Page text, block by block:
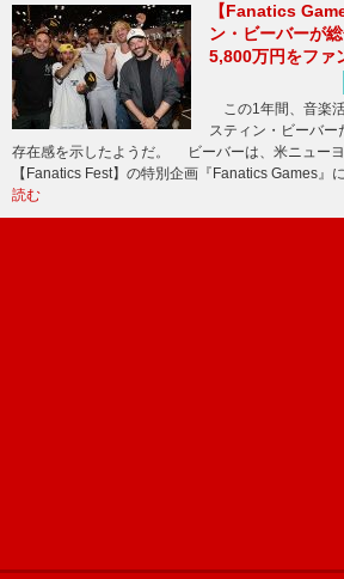
【Fanatics
ン・ビーバーが
5,800万円をファ
この1年間、音楽
スティン・ビーバー
存在感を示したようだ。 ビーバーは、米ニュー
【Fanatics Fest】の特別企画『Fanatics Games』
読む